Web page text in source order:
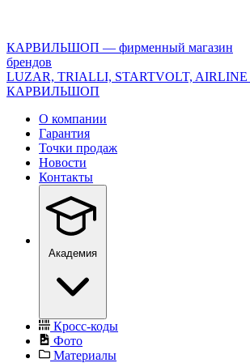
version="1.0"
encoding="utf-
8"?
>
КАРВИЛЬШОП — фирменный магазин
брендов
LUZAR, TRIALLI, STARTVOLT,
КАРВИЛЬШОП
О компании
Гарантия
Точки продаж
Новости
Контакты
Академия
Кросс-коды
Фото
Материалы